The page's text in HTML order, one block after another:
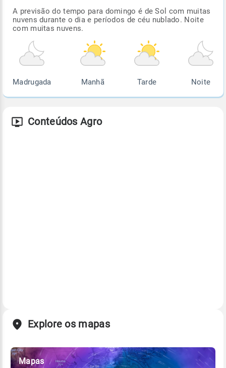
A previsão do tempo para domingo é de Sol com muitas
nuvens durante o dia e períodos de céu nublado. Noite
com muitas nuvens.
Madrugada Manhã Tarde Noite
Conteúdos Agro
Explore os mapas
Mapas